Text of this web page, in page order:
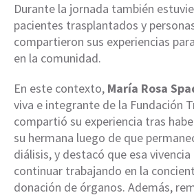
Durante la jornada también
pacientes trasplantados y
compartieron sus experiencias
en la comunidad.
En este contexto, María Rosa
viva e integrante de la Fundación
compartió su experiencia tras
su hermana luego de que
diálisis, y destacó que esa
continuar trabajando en la
donación de órganos. Además,